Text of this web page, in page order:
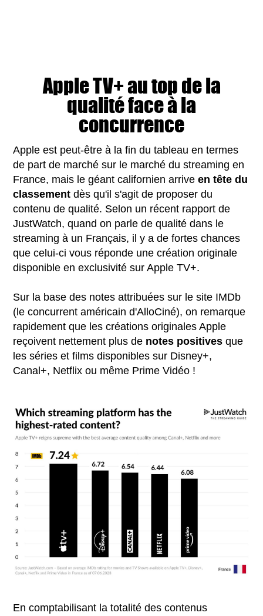
Apple TV+ au top de la
qualité face à la
concurrence
Apple est peut-être à la fin du tableau en termes
de part de marché sur le marché du streaming en
France, mais le géant californien arriveen tête du
classement dès qu'il s'agit de proposer du
contenu de qualité. Selon un récent rapport de
JustWatch, quand on parle de qualité dans le
streaming à un Français, il y a de fortes chances
que celui-ci vous réponde une création originale
disponible en exclusivité sur Apple TV+.
Sur la base des notes attribuées sur le site IMDb
(le concurrent américain d'AlloCiné), on remarque
rapidement que les créations originales Apple
reçoivent nettement plus de notes positives que
les séries et films disponibles sur Disney+,
Canal+, Netflix ou même Prime Vidéo !
En comptabilisant la totalité des contenus